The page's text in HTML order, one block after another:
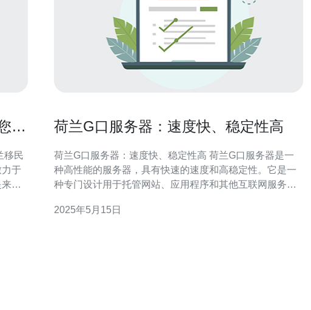
的
于
自
荷兰G口服务器：速度快、稳定性高
荷兰G口服务器：速度快、稳定性高 荷兰G口服务器是一
种高性能的服务器，具有快速的速度和高稳定性。它是一
种专门设计用于托管网站、应用程序和其他互联网服务的
够提供优质的服务和稳定的性能。 荷兰G口服务器的速度
2025年5月15日